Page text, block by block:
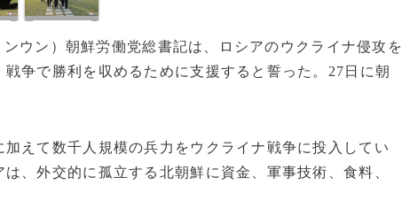
ウン）朝鮮労働党総書記は、ロシアのウクライナ侵攻を
争で勝利を収めるために支援すると誓った。27日に朝
えて数千人規模の兵力をウクライナ戦争に投入してい
、外交的に孤立する北朝鮮に資金、軍事技術、食料、